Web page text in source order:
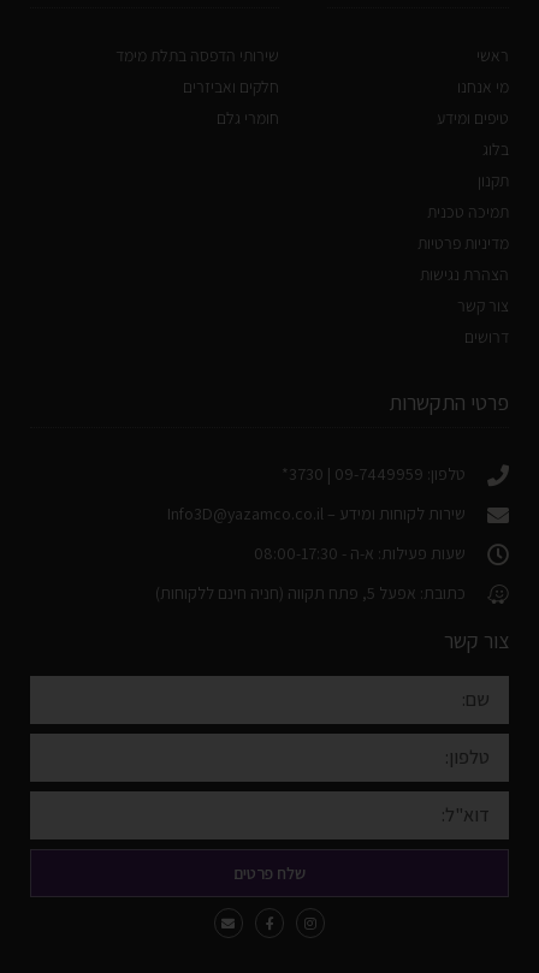
ראשי
מי אנחנו
טיפים ומידע
בלוג
תקנון
תמיכה טכנית
מדיניות פרטיות
הצהרת נגישות
צור קשר
דרושים
שירותי הדפסה בתלת מימד
חלקים ואביזרים
חומרי גלם
פרטי התקשרות
טלפון: 09-7449959 | 3730*
שירות לקוחות ומידע – Info3D@yazamco.co.il
שעות פעילות: א-ה - 08:00-17:30
כתובת: אפעל 5, פתח תקווה (חניה חינם ללקוחות)
צור קשר
שלח פרטים